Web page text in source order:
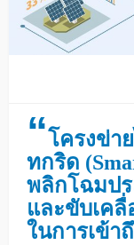
“ โครงข่า
ทกริด
พลิกโฉมป
และขับเค
ในการเข้า